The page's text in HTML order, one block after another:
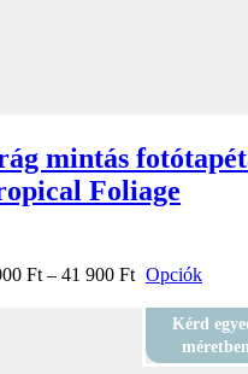
mintás
Foliage
Ft – 41 900 Ft Opciók
Kérd